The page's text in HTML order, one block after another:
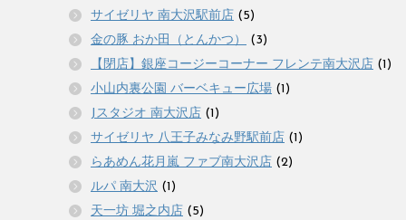
サイゼリヤ 南大沢駅前店 (5)
金の豚 おか田（とんかつ）
(3)
【閉店】銀座コージーコーナー フレンテ南大沢店 (1)
小山内裏公園 バーベキュー広場 (1)
Jスタジオ 南大沢店 (1)
サイゼリヤ 八王子みなみ野駅前店 (1)
らあめん花月嵐 ファブ南大沢店 (2)
ルパ 南大沢 (1)
天一坊 堀之内店 (5)